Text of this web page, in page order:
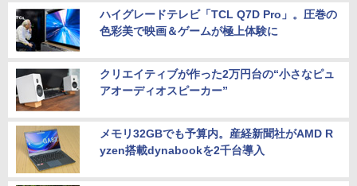
ハイグレードテレビ「TCL Q7D Pro」。圧巻の
色彩美で映画＆ゲームが極上体験に
クリエイティブが作った2万円台の“小さなピュ
アオーディオスピーカー”
メモリ32GBでも予算内。産経新聞社がAMD R
yzen搭載dynabookを2千台導入